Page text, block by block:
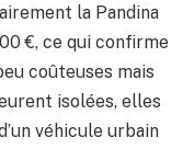
la Pandina
€, ce qui confirme
coûteuses mais
isolées, elles
véhicule urbain